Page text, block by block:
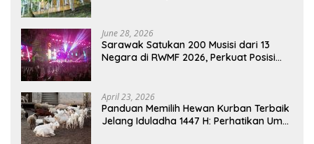
June 28, 2026
Sarawak Satukan 200 Musisi dari 13
Negara di RWMF 2026, Perkuat Posisi
April 23, 2026
Panduan Memilih Hewan Kurban Terbaik
Jelang Iduladha 1447 H: Perhatikan Umur